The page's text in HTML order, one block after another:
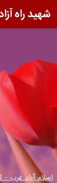
شهید راه
اسلام آباد غرب -